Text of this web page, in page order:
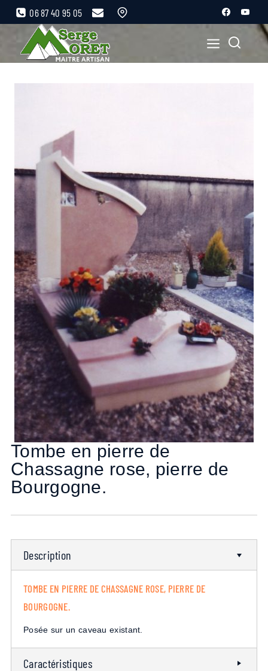
06 87 40 95 05
Tombe en pierre de
Chassagne rose, pierre de
Bourgogne.
Description
TOMBE EN PIERRE DE CHASSAGNE ROSE, PIERRE DE
BOURGOGNE.
Posée sur un caveau existant.
Caractéristiques